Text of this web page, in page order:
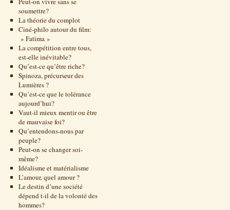
soumettre?
La théorie du complot
Ciné-philo autour du film:
» Fatima »
La compétition entre tous,
est-elle inévitable?
Qu’est-ce qu’être riche?
Spinoza, précurseur des
Lumières ?
Qu’est-ce que le tolérance
aujourd’hui?
Vaut-il mieux mentir ou être
de mauvaise foi?
Qu’entendons-nous par
peuple?
Peut-on se changer soi-
même?
Idéalisme et matérialisme
L’amour, quel amour ?
Le destin d’une société
dépend t-il de la volonté des
hommes?